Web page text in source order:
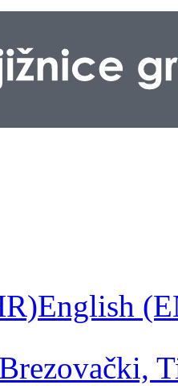
English
Brezovački,